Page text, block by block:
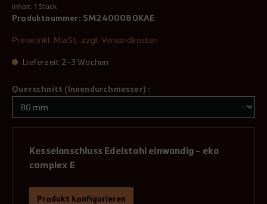
Inhalt: 1 Stück
Produktnummer: SM2400080KAE
Preise inkl. MwSt. zzgl. Versandkosten
Lieferzeit 2-3 Wochen
Querschnitt (Innendurchmesser) :
Kesselanschluss Edelstahl einwandig - eka
complex E
Produkt konfigurieren